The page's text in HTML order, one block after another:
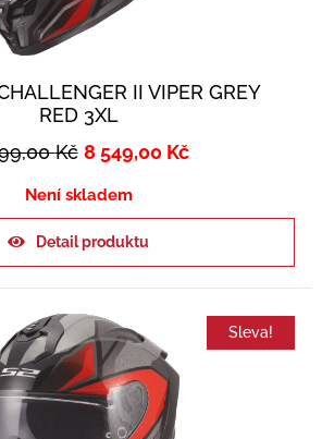
II VIPER GREY
RED 3XL
Kč 8 549,00 Kč
Není skladem
Detail produktu
Sleva!